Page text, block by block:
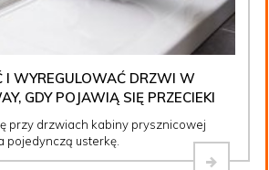
I WYREGULOWAĆ DRZWI W
GDY POJAWIĄ SIĘ PRZECIEKI
przy drzwiach kabiny prysznicowej
pojedynczą usterkę.